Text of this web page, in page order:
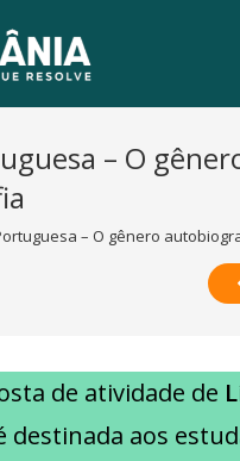
– O
– O gênero
de atividade de
destinada aos